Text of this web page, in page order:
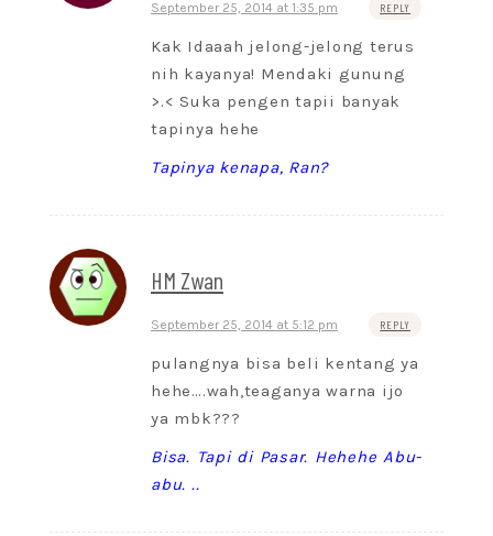
September 25, 2014 at 1:35 pm REPLY
Kak Idaaah jelong-jelong terus
nih kayanya! Mendaki gunung
>.< Suka pengen tapii banyak
tapinya hehe
Tapinya kenapa, Ran?
HM Zwan
September 25, 2014 at 5:12 pm REPLY
pulangnya bisa beli kentang ya
hehe….wah,teaganya warna ijo
ya mbk???
Bisa. Tapi di Pasar. Hehehe Abu-
abu. ..